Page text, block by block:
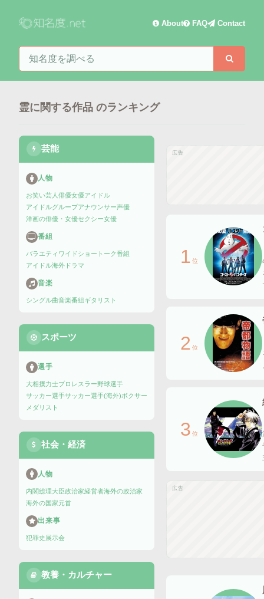
About FAQ Contact
知名度を検索
霊に関する作品 のランキング
芸能
人物
お笑い芸人 俳優女優アイドル
アイドルグループアナウンサー声優
洋画の俳優・女優セクシー女優
番組
バラエティ ワイドショー トーク番組
アイドル海外ドラマ
音楽
シングル曲音楽番組ギタリスト
スポーツ
選手
大相撲力士プロレスラー野球選手
サッカー選手サッカー選手(海外)ボクサー
メダリスト
社会・経済
人物
内閣総理大臣政治家経営者海外の政治家
海外の国家元首
出来事
犯罪史 展示会
教養・カルチャー
広告
1 位
2 位
3 位
広告